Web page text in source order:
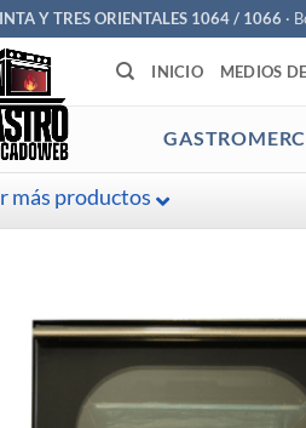
Y TRES ORIENTALES 1064 / 1066 ·
INICIO MEDIOS
más productos